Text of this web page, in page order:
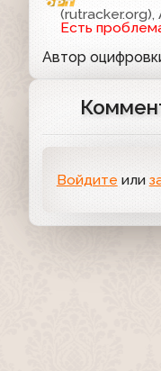
Есть
Автор
Войдите или